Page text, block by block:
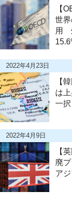
【
世
用
2022年4月23日
【
は
一択
2022年4月9日
【
廃
ア